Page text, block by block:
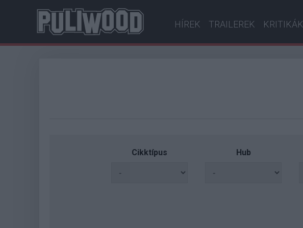
HÍREK TRAILEREK KRITIKÁK
Cikktípus Hub